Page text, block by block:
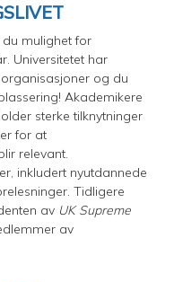
mulighet for
Universitetet har
og du
Akademikere
sterke tilknytninger
for at
relevant.
inkludert nyutdannede
Tidligere
av UK Supreme
av